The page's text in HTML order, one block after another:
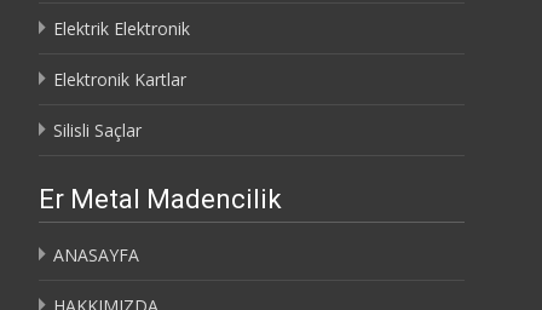
Elektrik Elektronik
Elektronik Kartlar
Silisli Saçlar
Er Metal Madencilik
ANASAYFA